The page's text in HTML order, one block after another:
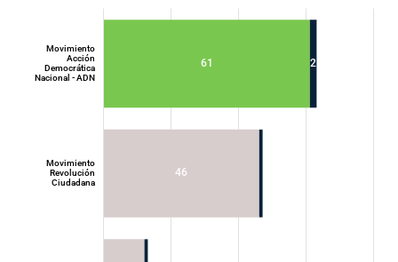
61
46
2
Movimiento
Revolución
Ciudadana
Movimiento
Acción
Democrática
Nacional - ADN